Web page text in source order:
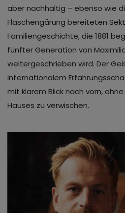
aber nachhaltig – ebenso wie
Flaschengärung bereiteten
Familiengeschichte, die 1881
fünfter Generation von
weitergeschrieben wird. Der
internationalem
mit klarem Blick nach vorn,
Hauses zu verwischen.